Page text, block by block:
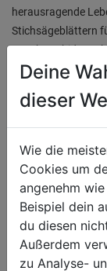
herausragende
Stichsägeblättern
Bosch Carbide
des Blatts werden
sicherzustellen,
können. Das
schneidet auch
Faserplatten. Es
ist weitaus
Deine
dieser
Wie die
Cookies um
angenehm
Beispiel dein
du diesen
Außerdem
zu Analyse-